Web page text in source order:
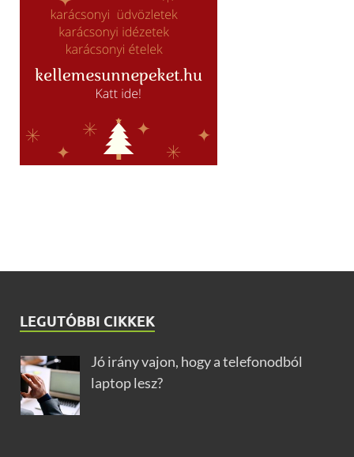
LEGUTÓBBI CIKKEK
Jó irány vajon, hogy a telefonodból
laptop lesz?